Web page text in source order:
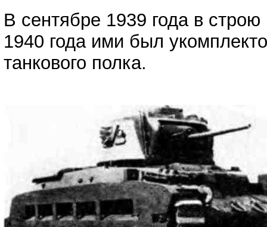
В сентябре 1939 года в
1940 года ими был
танкового полка.